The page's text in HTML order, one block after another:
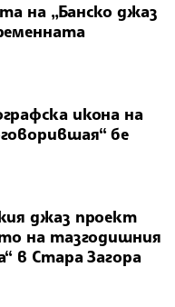
на „Банско джаз
икона на
бе
джаз проект
на тазгодишния
в Стара Загора